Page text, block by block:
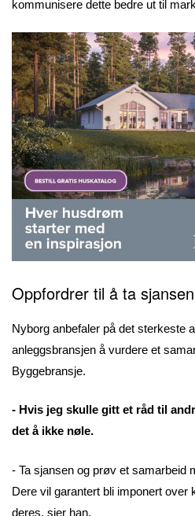
kommunisere dette bedre ut til
Oppfordrer til å ta sjansen
Nyborg anbefaler på det sterkeste
anleggsbransjen å vurdere et
Byggebransje.
- Hvis jeg skulle gitt et råd til
det å ikke nøle.
- Ta sjansen og prøv et samarbeid
Dere vil garantert bli imponert over
deres, sier han.